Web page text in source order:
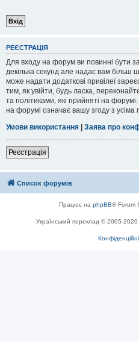
РЕЄСТРАЦІЯ
Для входу на форум ви повинні бути
декілька секунд але надає вам більш
може надати додаткові привілеї
тим, як увійти, будь ласка,
та політиками, які прийняті на
на форумі означає вашу згоду з усіма
Умови використання | Заява про
Реєстрація
Список форумів
Працює на phpBB® Forum
Український переклад © 2005-2020